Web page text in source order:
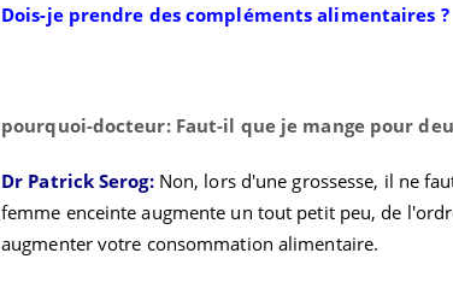
Dois-je prendre des compléments alimentaires ?
pourquoi-docteur: Faut-il que je mange pour
Dr Patrick Serog: Non, lors d'une grossesse, il ne
femme enceinte augmente un tout petit peu, de
augmenter votre consommation alimentaire.
de dormir la nuit ?